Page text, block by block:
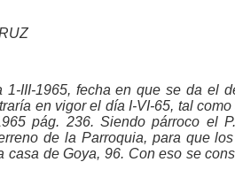
III-1965, fecha en que se da el
en vigor el día I-VI-65, tal
pág. 236. Siendo párroco el
de la Parroquia, para que
de Goya, 96. Con eso se